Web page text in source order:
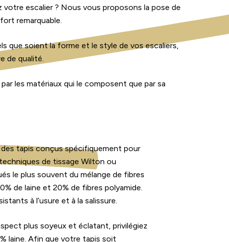
escalier ? Nous vous proposons la pose de
remarquable.
que soient la forme et le style de vos escaliers,
de qualité.
les matériaux qui le composent que par sa
tapis conçus spécifiquement pour
de tissage Wilton ou
le plus souvent du mélange de fibres
de laine et 20% de fibres polyamide.
à l’usure et à la salissure.
plus soyeux et éclatant, privilégiez
laine. Afin que votre tapis soit